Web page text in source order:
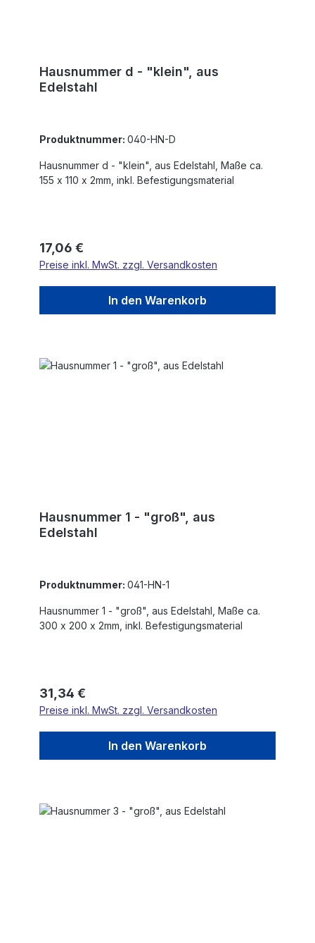
Hausnummer d - "klein", aus
Edelstahl
Produktnummer: 040-HN-D
Hausnummer d - "klein", aus Edelstahl, Maße ca.
155 x 110 x 2mm, inkl. Befestigungsmaterial
Regulärer Preis:
17,06 €
Preise inkl. MwSt. zzgl. Versandkosten
In den Warenkorb
Hausnummer 1 - "groß", aus
Edelstahl
Produktnummer: 041-HN-1
Hausnummer 1 - "groß", aus Edelstahl, Maße ca.
300 x 200 x 2mm, inkl. Befestigungsmaterial
Regulärer Preis:
31,34 €
Preise inkl. MwSt. zzgl. Versandkosten
In den Warenkorb